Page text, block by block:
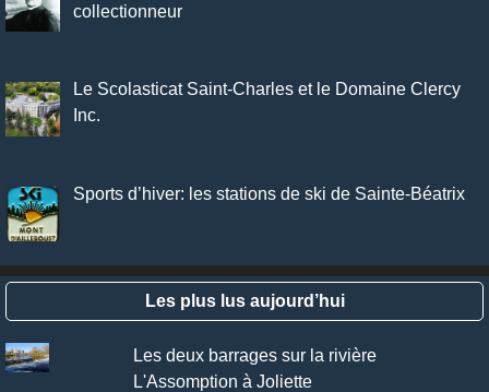
collectionneur
Le Scolasticat Saint-Charles et le Domaine Clercy
Inc.
Sports d’hiver: les stations de ski de Sainte-Béatrix
Les plus lus aujourd’hui
Les deux barrages sur la rivière
L'Assomption à Joliette